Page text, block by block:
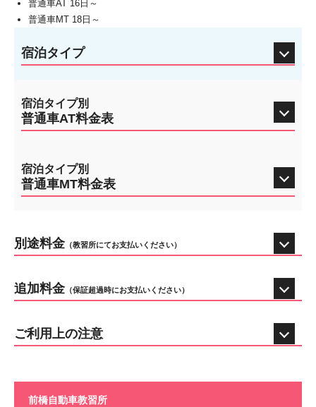
普通車AT 16日～
普通車MT 18日～
宿泊タイプ
宿泊タイプ別
普通車AT料金表
宿泊タイプ別
普通車MT料金表
別途料金 （教習所にてお支払いください）
追加料金 （保証超過時にお支払いください）
ご利用上の注意
前橋自動車教習所